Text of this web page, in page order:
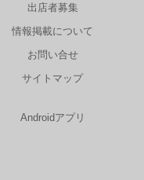
出店者募集
情報掲載について
お問い合せ
サイトマップ
Androidアプリ